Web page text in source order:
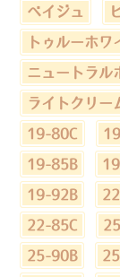
ベイジュ
トゥルーホワ
ニュートラル
ライトクリー
19-80C
19-85B
19-92B
22-85C
25-90B